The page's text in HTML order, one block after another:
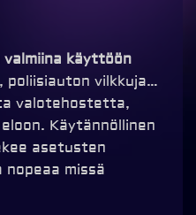
käyttöön
poliisiauton vilkkuja…
valotehostetta,
Käytännöllinen
asetusten
missä